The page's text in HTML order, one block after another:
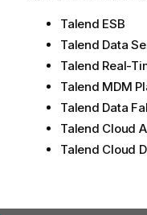
Talend ESB
Talend Data
Talend Real-
Talend MDM
Talend Data
Talend Cloud
Talend Cloud